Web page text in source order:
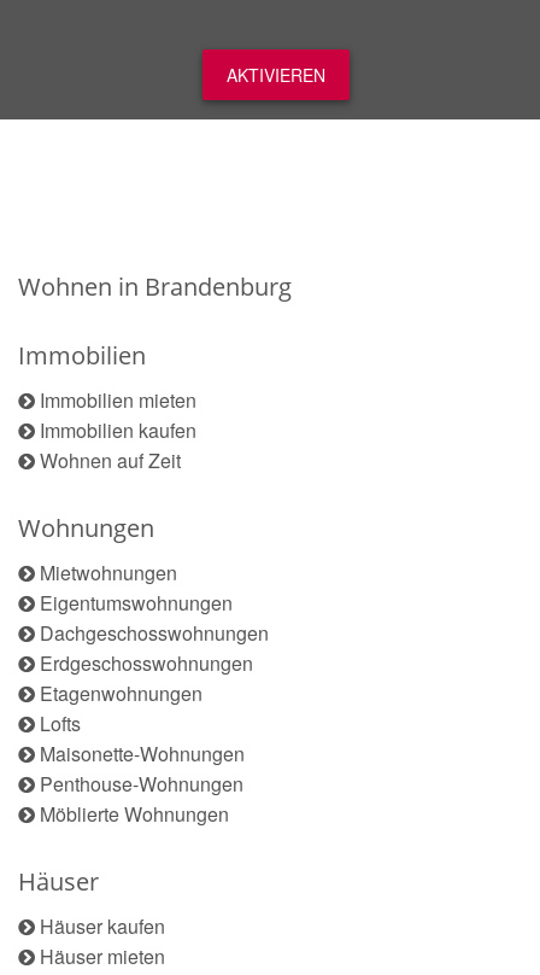
AKTIVIEREN
Wohnen in Brandenburg
Immobilien
Immobilien mieten
Immobilien kaufen
Wohnen auf Zeit
Wohnungen
Mietwohnungen
Eigentumswohnungen
Dachgeschosswohnungen
Erdgeschosswohnungen
Etagenwohnungen
Lofts
Maisonette-Wohnungen
Penthouse-Wohnungen
Möblierte Wohnungen
Häuser
Häuser kaufen
Häuser mieten